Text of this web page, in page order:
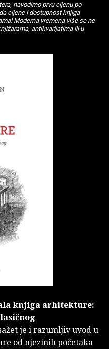
navodimo prvu cijenu po
cijene i dostupnost knjiga
Moderna vremena više se ne
antikvarijatima ili u
knjiga arhitekture:
je i razumljiv uvod u
od njezinih početaka